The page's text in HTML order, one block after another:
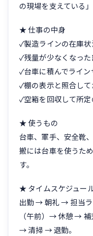
の現場を支えている
★ 仕事の中身
✓製造ラインの在庫
✓残量が少なくなっ
✓台車に積んでライ
✓棚の表示と照合し
✓空箱を回収して所
★ 使うもの
台車、軍手、安全靴
搬には台車を使うた
す。
★ タイムスケジュー
出勤 → 朝礼 → 担当
（午前）→ 休憩 →
→ 清掃 → 退勤。